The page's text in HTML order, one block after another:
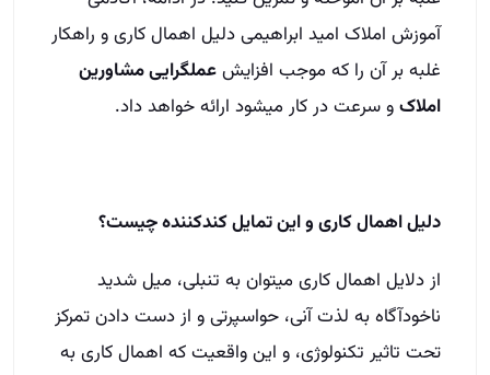
آموزش املاک امید ابراهیمی دلیل اهمال کاری و راهکار
غلبه بر آن را که موجب افزایشعملگرایی مشاورین
املاکو سرعت در کار میشود ارائه خواهد داد.
دلیل اهمال کاری و این تمایل کندکننده چیست؟
از دلایل اهمال کاری میتوان به تنبلی، میل شدید
ناخودآگاه به لذت آنی، حواسپرتی و از دست دادن تمرکز
تحت تاثیر تکنولوژی، و این واقعیت که اهمال کاری به